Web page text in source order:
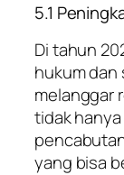
5.1
Di tahun
hukum dan
melanggar
tidak
yang bisa